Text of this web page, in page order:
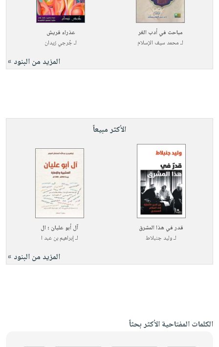
مباحث في أدب الغر
لـمحمد سيف الإسلام
عذراء قريش
لـجُرجي زيدان
المزيد من البنود »
الأكثر مبيعاً
قدر في هذا المشرق
لـوليد جنبلاط
آل أبو عليان ؛ ال
لـإبراهيم بن عبد ا
المزيد من البنود »
الكلمات المفتاحية الأكثر بحثاً